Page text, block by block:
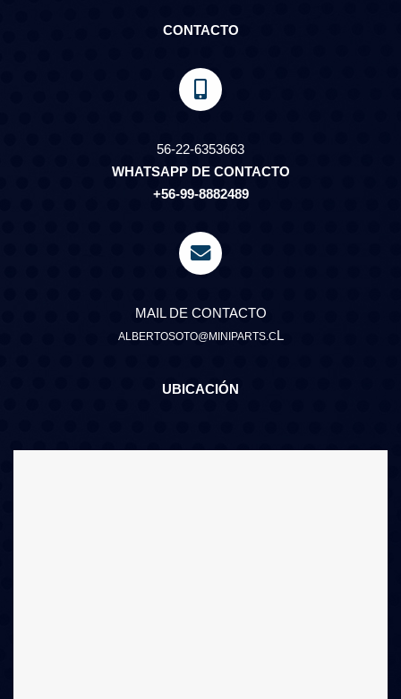
CONTACTO
56-22-6353663
WHATSAPP DE CONTACTO
+56-99-8882489
MAIL DE CONTACTO
ALBERTOSOTO@MINIPARTS.CL
UBICACIÓN